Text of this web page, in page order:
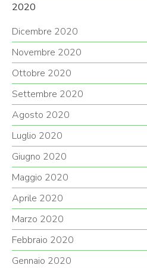
2020
Dicembre 2020
Novembre 2020
Ottobre 2020
Settembre 2020
Agosto 2020
Luglio 2020
Giugno 2020
Maggio 2020
Aprile 2020
Marzo 2020
Febbraio 2020
Gennaio 2020